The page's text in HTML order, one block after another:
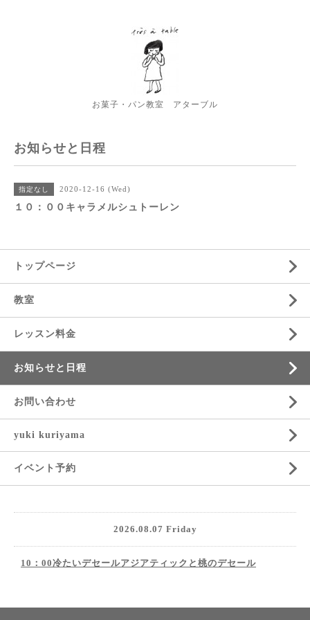
お菓子・パン教室 アターブル
お知らせと日程
指定なし 2020-12-16 (Wed)
１０：００キャラメルシュトーレン
トップページ
教室
レッスン料金
お知らせと日程
お問い合わせ
yuki kuriyama
イベント予約
2026.08.07 Friday
10：00冷たいデセールアジアティックと桃のデセール